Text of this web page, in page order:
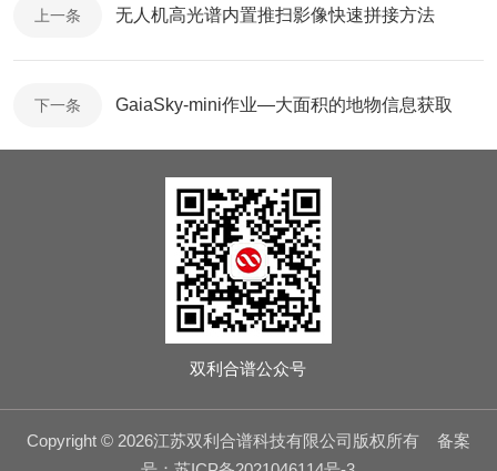
上一条 无人机高光谱内置推扫影像快速拼接方法
下一条 GaiaSky-mini作业—大面积的地物信息获取
双利合谱公众号
Copyright © 2026江苏双利合谱科技有限公司版权所有 备案